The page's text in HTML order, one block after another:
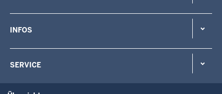
INFOS
SERVICE